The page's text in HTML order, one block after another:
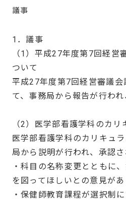
議事
1．議事
（1）平成27年度第7回経営
ついて
平成27年度第7回経営審議会
て、事務局から報告が行われ
（2）医学部看護学科のカ
医学部看護学科のカリキュ
局から説明が行われ、承認さ
・科目の名称変更とともに
を図ってほしいとの意見があ
・保健師教育課程が選択制